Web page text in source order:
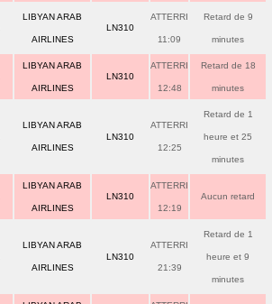
LIBYAN ARAB
AIRLINES
LN310
ATTERRI
11:09
Retard de 9
minutes
LIBYAN ARAB
AIRLINES
LN310
ATTERRI
12:48
Retard de 18
minutes
LIBYAN ARAB
AIRLINES
LN310
ATTERRI
12:25
Retard de 1
heure et 25
minutes
LIBYAN ARAB
AIRLINES
LN310
ATTERRI
12:19
Aucun retard
LIBYAN ARAB
AIRLINES
LN310
ATTERRI
21:39
Retard de 1
heure et 9
minutes